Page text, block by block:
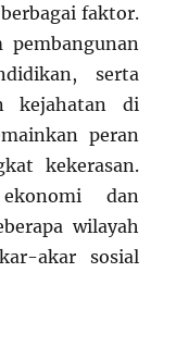
faktor.
pembangunan
serta
kejahatan di
peran
kekerasan.
dan
wilayah
akar sosial